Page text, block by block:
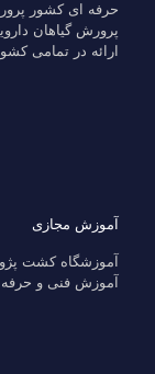
حرفه ای کشور
پرورش گیاهان
ارائه در تمامی
آموزش مجازی
آموزشگاه کشت
آموزش فنی و